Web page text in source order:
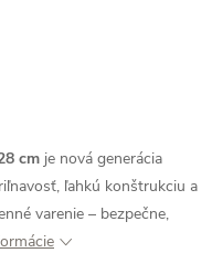
cm je nová generácia
ľahkú konštrukciu a
varenie – bezpečne,